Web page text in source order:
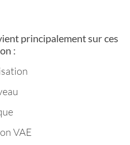
principalement sur ces
:
VAE